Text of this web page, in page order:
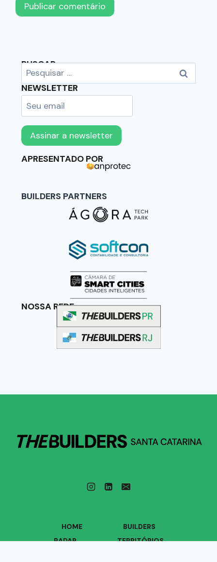
BUSCAR
NEWSLETTER
APRESENTADO POR
BUILDERS PARTNERS
NOSSA REDE
HOME
BUILDERS
RADAR
TERRITÓRIOS